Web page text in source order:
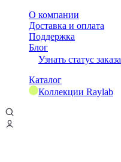
О компании
Доставка и оплата
Поддержка
Блог
Узнать статус заказа
Каталог
Коллекции Raylab